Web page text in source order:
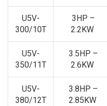
U5V-
300/10T
3HP –
2.2KW
U5V-
350/11T
3.5HP –
2.6KW
U5V-
380/12T
3.8HP –
2.85KW